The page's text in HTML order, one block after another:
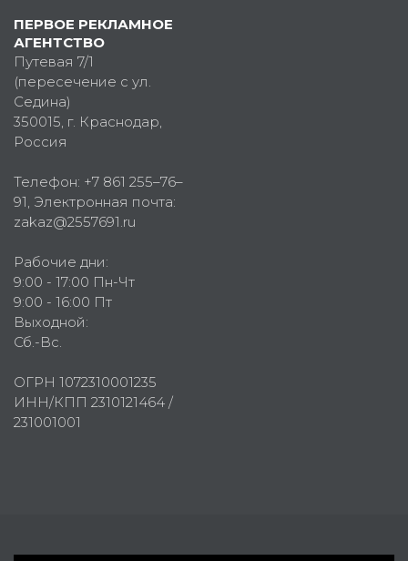
ПЕРВОЕ РЕКЛАМНОЕ
АГЕНТСТВО
Путевая 7/1
(пересечение с ул.
Седина)
350015, г. Краснодар,
Россия
Телефон: +7 861 255–76–
91, Электронная почта:
zakaz@2557691.ru
Рабочие дни:
9:00 - 17:00 Пн-Чт
9:00 - 16:00 Пт
Выходной:
Сб.-Вс.
ОГРН 1072310001235
ИНН/КПП 2310121464 /
231001001